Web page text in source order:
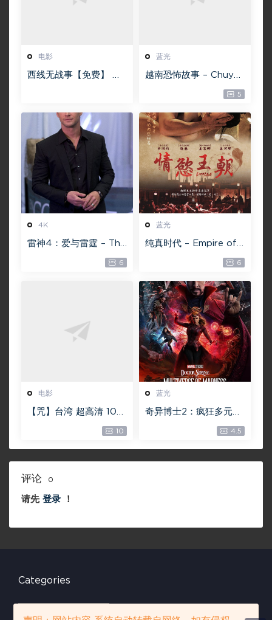
电影
西线无战事【免费】 W
t on the Western Fro
nt 5.6GB
蓝光
越南恐怖故事 – Chuyện
ma gần nhà [蓝光原盘
][22GB][1080P][115网
盘专用下载 ]
5
4K
雷神4：爱与雷霆 – Tho
r: Love and Thunder
20.4GB [115网盘下载]
6
蓝光
纯真时代 – Empire of
Lust 2D 蓝光原盘 33.1
GB ISO【115网盘专用
下载】
6
电影
【咒】台湾 超高清 108
0P【未删减】4G 【全
网目前最清晰版本】
10
蓝光
奇异博士2：疯狂多元宇
宙【4k】【115网盘】 –
Doctor Strange in th
e Multiverse of Madn
ess 60GB
4.5
评论 0
请先 登录 ！
Categories